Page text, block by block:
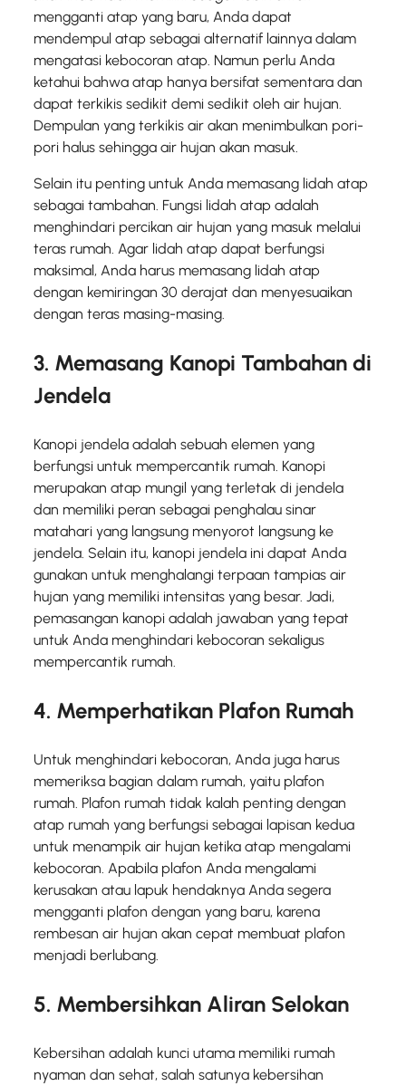
mengganti atap yang baru, Anda dapat
mendempul atap sebagai alternatif lainnya dalam
mengatasi kebocoran atap. Namun perlu Anda
ketahui bahwa atap hanya bersifat sementara dan
dapat terkikis sedikit demi sedikit oleh air hujan.
Dempulan yang terkikis air akan menimbulkan pori-
pori halus sehingga air hujan akan masuk.
Selain itu penting untuk Anda memasang lidah atap
sebagai tambahan. Fungsi lidah atap adalah
menghindari percikan air hujan yang masuk melalui
teras rumah. Agar lidah atap dapat berfungsi
maksimal, Anda harus memasang lidah atap
dengan kemiringan 30 derajat dan menyesuaikan
dengan teras masing-masing.
3. Memasang Kanopi Tambahan di
Jendela
Kanopi jendela adalah sebuah elemen yang
berfungsi untuk mempercantik rumah. Kanopi
merupakan atap mungil yang terletak di jendela
dan memiliki peran sebagai penghalau sinar
matahari yang langsung menyorot langsung ke
jendela. Selain itu, kanopi jendela ini dapat Anda
gunakan untuk menghalangi terpaan tampias air
hujan yang memiliki intensitas yang besar. Jadi,
pemasangan kanopi adalah jawaban yang tepat
untuk Anda menghindari kebocoran sekaligus
mempercantik rumah.
4. Memperhatikan Plafon Rumah
Untuk menghindari kebocoran, Anda juga harus
memeriksa bagian dalam rumah, yaitu plafon
rumah. Plafon rumah tidak kalah penting dengan
atap rumah yang berfungsi sebagai lapisan kedua
untuk menampik air hujan ketika atap mengalami
kebocoran. Apabila plafon Anda mengalami
kerusakan atau lapuk hendaknya Anda segera
mengganti plafon dengan yang baru, karena
rembesan air hujan akan cepat membuat plafon
menjadi berlubang.
5. Membersihkan Aliran Selokan
Kebersihan adalah kunci utama memiliki rumah
nyaman dan sehat, salah satunya kebersihan